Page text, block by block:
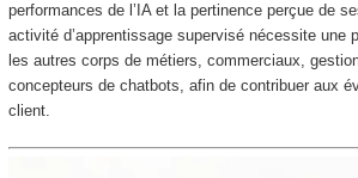
performances de l’IA et la pertinence perçue de
activité d’apprentissage supervisé nécessite une
les autres corps de métiers, commerciaux,
concepteurs de chatbots, afin de contribuer aux
client.